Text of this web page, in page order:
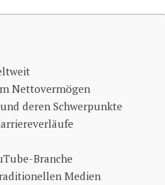
Nettovermögen
deren Schwerpunkte
Branche
Medien